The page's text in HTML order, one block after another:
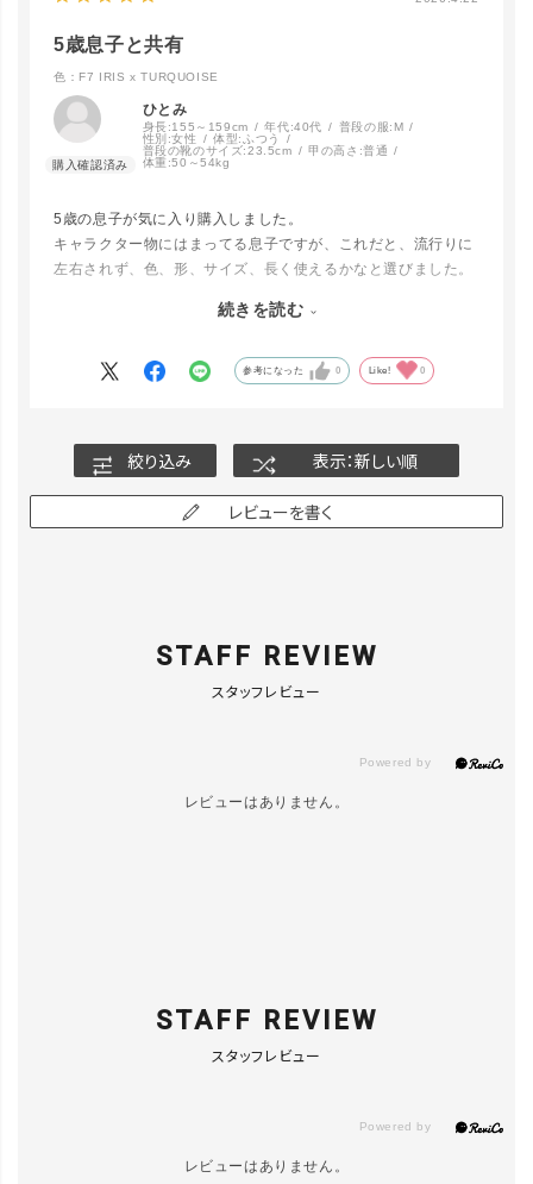
OW LEOPA
RD
F6 WOODL
AND CAM
O×CHOCOL
5歳息子と共有
色：F7 IRIS x TURQUOISE
ひとみ
身長:155～159cm 年代:40代 普段の服: M
性別:女性 体型:ふつう
普段の靴のサイズ:23.5cm 甲の高さ:普通
体重:50～54kg
5歳の息子が気に入り購入しました。
キャラクター物にはまってる息子ですが、これだと、流行りに
左右されず、色、形、サイズ、長く使えるかなと選びました。
買って帰ってすぐ、ゲームのカード、おもちゃなどいつも出か
ポケットみたいなところもあるので便利です。
続きを読む
参考になった 0 Like! 0
絞り込み 表示：新しい順
レビューを書く
STAFF REVIEW
スタッフレビュー
レビューはありません。
STAFF REVIEW
スタッフレビュー
レビューはありません。